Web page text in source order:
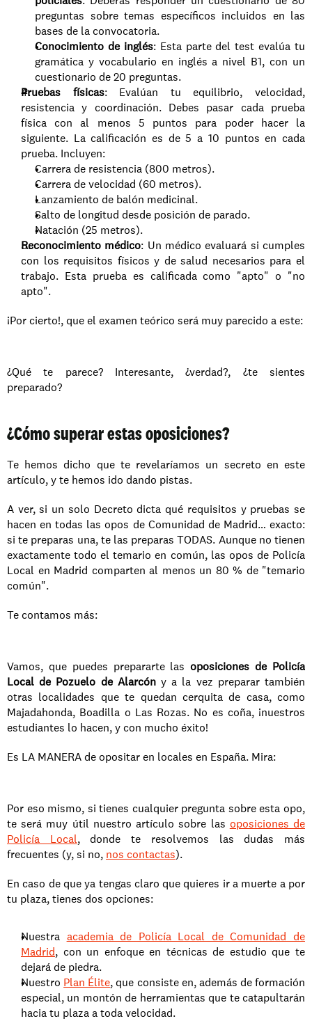
preguntas sobre temas específicos incluidos en las
bases de la convocatoria.
Conocimiento de inglés: Esta parte del test evalúa tu
gramática y vocabulario en inglés a nivel B1, con un
cuestionario de 20 preguntas.
Pruebas físicas: Evalúan tu equilibrio, velocidad,
resistencia y coordinación. Debes pasar cada prueba
física con al menos 5 puntos para poder hacer la
siguiente. La calificación es de 5 a 10 puntos en cada
prueba. Incluyen:
Carrera de resistencia (800 metros).
Carrera de velocidad (60 metros).
Lanzamiento de balón medicinal.
Salto de longitud desde posición de parado.
Natación (25 metros).
Reconocimiento médico: Un médico evaluará si cumples
con los requisitos físicos y de salud necesarios para el
trabajo. Esta prueba es calificada como "apto" o "no
apto".
¡Por cierto!, que el examen teórico será muy parecido a este:
¿Qué te parece? Interesante, ¿verdad?, ¿te sientes
preparado?
¿Cómo superar estas oposiciones?
Te hemos dicho que te revelaríamos un secreto en este
artículo, y te hemos ido dando pistas.
A ver, si un solo Decreto dicta qué requisitos y pruebas se
hacen en todas las opos de Comunidad de Madrid… exacto:
si te preparas una, te las preparas TODAS. Aunque no tienen
exactamente todo el temario en común, las opos de Policía
Local en Madrid comparten al menos un 80 % de "temario
común".
Te contamos más:
Vamos, que puedes prepararte las oposiciones de Policía
Local de Pozuelo de Alarcón y a la vez preparar también
otras localidades que te quedan cerquita de casa, como
Majadahonda, Boadilla o Las Rozas. No es coña, ¡nuestros
estudiantes lo hacen, y con mucho éxito!
Es LA MANERA de opositar en locales en España. Mira:
Por eso mismo, si tienes cualquier pregunta sobre esta opo,
te será muy útil nuestro artículo sobre las oposiciones de
Policía Local, donde te resolvemos las dudas más
frecuentes (y, si no, nos contactas).
En caso de que ya tengas claro que quieres ir a muerte a por
tu plaza, tienes dos opciones:
Nuestra academia de Policía Local de Comunidad de
Madrid, con un enfoque en técnicas de estudio que te
dejará de piedra.
Nuestro Plan Élite, que consiste en, además de formación
especial, un montón de herramientas que te catapultarán
hacia tu plaza a toda velocidad.